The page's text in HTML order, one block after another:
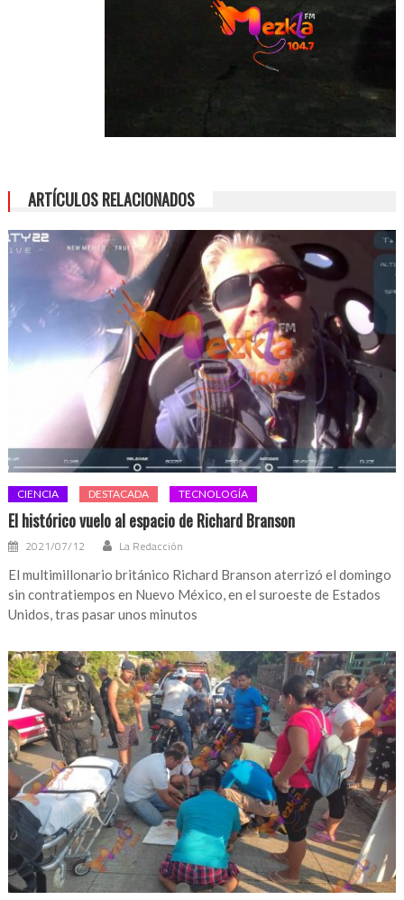
ARTÍCULOS RELACIONADOS
CIENCIA DESTACADA TECNOLOGÍA
El histórico vuelo al espacio de Richard Branson
2021/07/12 La Redacción
El multimillonario británico Richard Branson aterrizó el domingo
sin contratiempos en Nuevo México, en el suroeste de Estados
Unidos, tras pasar unos minutos